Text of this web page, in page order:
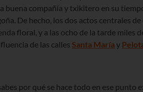
buena compañía y txikitero en su
De hecho, los dos actos centrales
floral, y a las ocho de la tarde miles
de las calles Santa Maríay
por qué se hace todo en ese punto